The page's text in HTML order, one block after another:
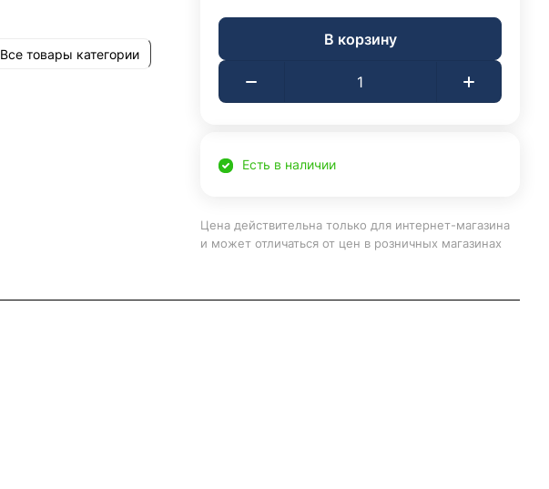
Все товары категории
В корзину
Есть в наличии
Цена действительна только для интернет-магазина
и может отличаться от цен в розничных магазинах